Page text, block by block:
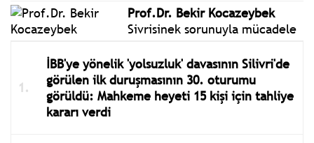
Prof.Dr. Bekir Kocazeybek
Sivrisinek sorunuyla mücadele
İBB'ye yönelik 'yolsuzluk' davasının Silivri'de
görülen ilk duruşmasının 30. oturumu
görüldü: Mahkeme heyeti 15 kişi için tahliye
kararı verdi